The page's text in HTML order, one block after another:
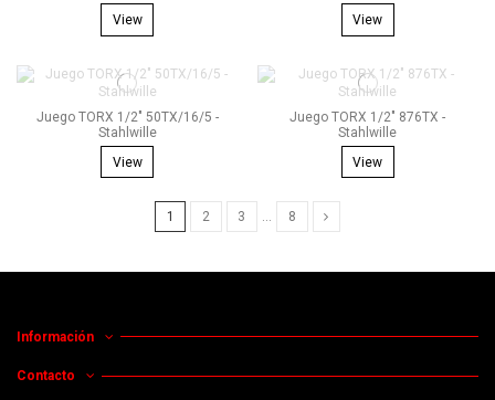
View
View
Juego TORX 1/2" 50TX/16/5 -
Stahlwille
View
Juego TORX 1/2" 876TX -
Stahlwille
View
1 2 3 8
Información
Contacto